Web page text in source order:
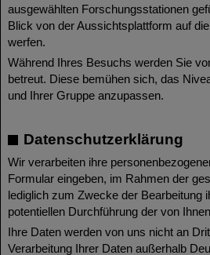
ausgewählten Forschungsstationen
Blick von der Aussichtsplattform auf
werfen.
Während Ihres Besuchs werden Sie
betreut. Diese bemühen sich, das
und Ihrer Gruppe anzupassen.
Datenschutzerklärung
Wir verarbeiten ihre
Formular eingeben, im Rahmen der
lediglich zum Zwecke der Bearbeitung
potentiellen Durchführung der von
Ihre Daten werden von uns nicht an
Verarbeitung Ihrer Daten außerhalb